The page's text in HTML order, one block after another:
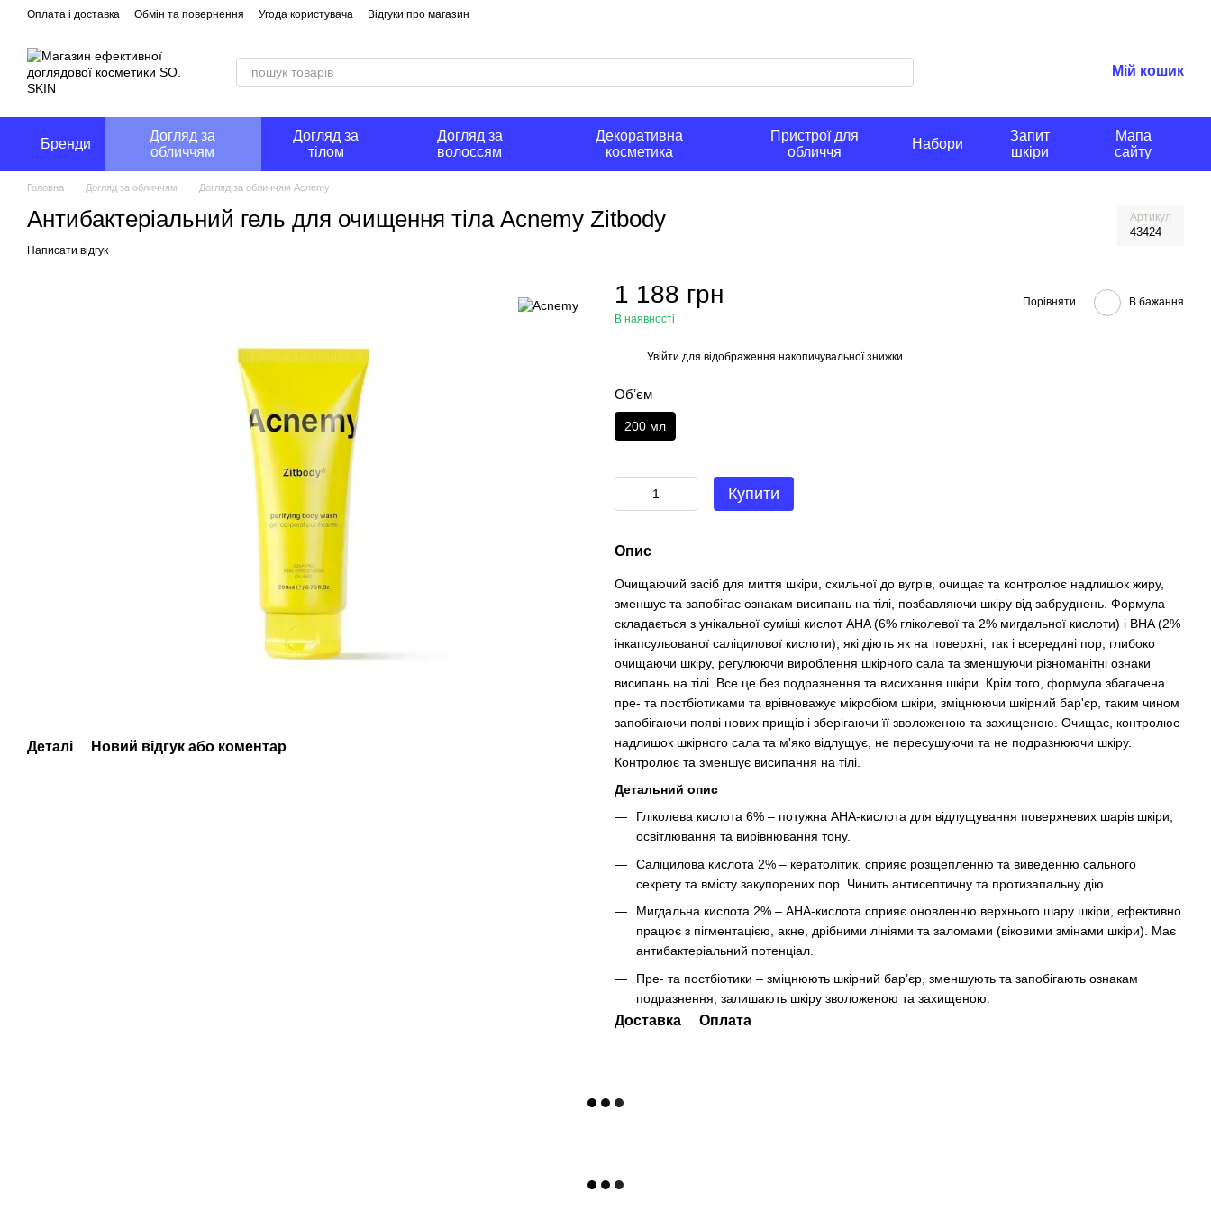
Перейти до основного контенту
Оплата і доставка Обмін та повернення Угода користувача Відгуки про магазин
Мій кошик
Бренди
Догляд за
обличчям
Догляд за
тілом
Догляд за
волоссям
Декоративна
косметика
Пристрої для
обличчя
Набори
Запит
шкіри
Мапа
сайту
Головна Догляд за обличчям Догляд за обличчям Acnemy
Антибактеріальний гель для очищення тіла Acnemy Zitbody Артикул
43424
Написати відгук
Деталі Новий відгук або коментар
1 188 грн
В наявності
Порівняти В бажання
Увійти для відображення накопичувальної знижки
Обʼєм
200 мл
Купити
Опис
Очищаючий засіб для миття шкіри, схильної до вугрів, очищає та контролює надлишок жиру,
зменшує та запобігає ознакам висипань на тілі, позбавляючи шкіру від забруднень. Формула
складається з унікальної суміші кислот AHA (6% гліколевої та 2% мигдальної кислоти) і BHA (2%
інкапсульованої саліцилової кислоти), які діють як на поверхні, так і всередині пор, глибоко
очищаючи шкіру, регулюючи вироблення шкірного сала та зменшуючи різноманітні ознаки
висипань на тілі. Все це без подразнення та висихання шкіри. Крім того, формула збагачена
пре- та постбіотиками та врівноважує мікробіом шкіри, зміцнюючи шкірний бар'єр, таким чином
запобігаючи появі нових прищів і зберігаючи її зволоженою та захищеною. Очищає, контролює
надлишок шкірного сала та м'яко відлущує, не пересушуючи та не подразнюючи шкіру.
Контролює та зменшує висипання на тілі.
Детальний опис
Гліколева кислота 6% – потужна АНА-кислота для відлущування поверхневих шарів шкіри,
освітлювання та вирівнювання тону.
Саліцилова кислота 2% – кератолітик, сприяє розщепленню та виведенню сального
секрету та вмісту закупорених пор. Чинить антисептичну та протизапальну дію.
Мигдальна кислота 2% – АНА-кислота сприяє оновленню верхнього шару шкіри, ефективно
працює з пігментацією, акне, дрібними лініями та заломами (віковими змінами шкіри). Має
антибактеріальний потенціал.
Пре- та постбіотики – зміцнюють шкірний бар’єр, зменшують та запобігають ознакам
подразнення, залишають шкіру зволоженою та захищеною.
Доставка Оплата